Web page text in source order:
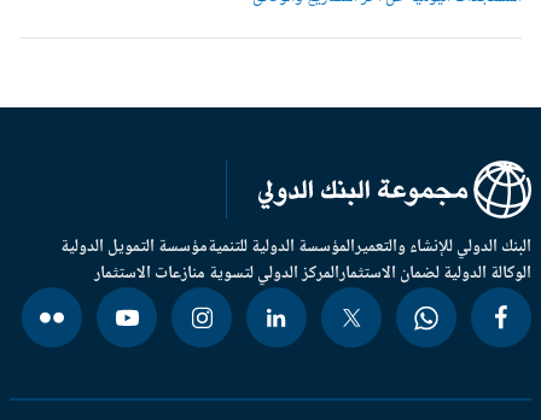
الدولي للإنشاء والتعميرالمؤسسة الدولية للتنميةمؤسسة التمويل الدولية
الدولية لضمان الاستثمارالمركز الدولي لتسوية منازعات الاستثمار